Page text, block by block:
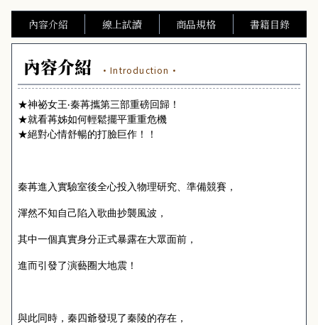
內容介紹 線上試讀 商品規格 書籍目錄
內容介紹 ·Introduction·
★神祕女王‧秦苒攜第三部重磅回歸！
★就看苒姊如何輕鬆擺平重重危機
★絕對心情舒暢的打臉巨作！！
秦苒進入實驗室後全心投入物理研究、準備競賽，
渾然不知自己陷入歌曲抄襲風波，
其中一個真實身分正式暴露在大眾面前，
進而引發了演藝圈大地震！
與此同時，秦四爺發現了秦陵的存在，